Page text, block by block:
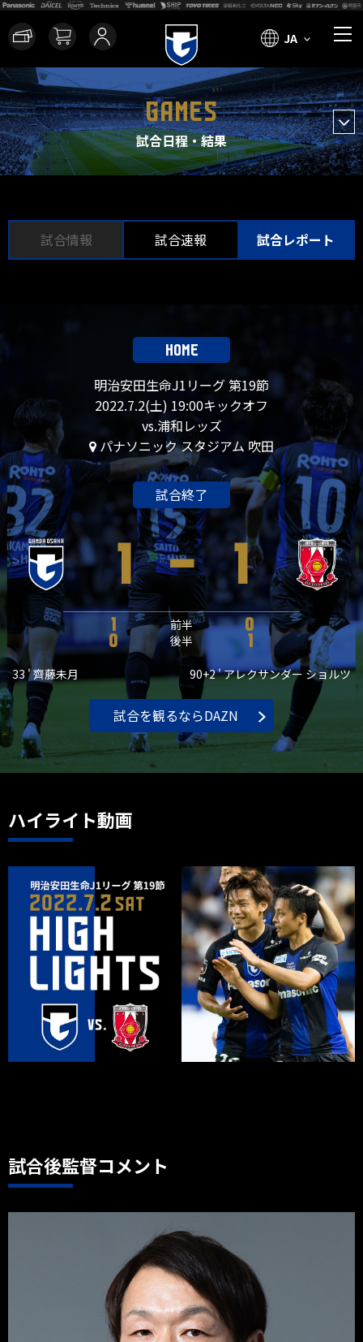
JA
GAMES
試合日程・結果
試合情報 試合速報 試合レポート
HOME
明治安田生命J1リーグ 第19節
2022.7.2(土) 19:00キックオフ
vs.浦和レッズ
パナソニック スタジアム 吹田
試合終了
1 - 1
1 前半
0
0
後半 1
33 ' 齊藤未月 90+2 ' アレクサンダー ショルツ
試合を観るならDAZN
ハイライト動画
試合後監督コメント